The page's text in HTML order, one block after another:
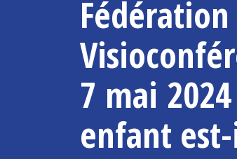
7 mai
enfant